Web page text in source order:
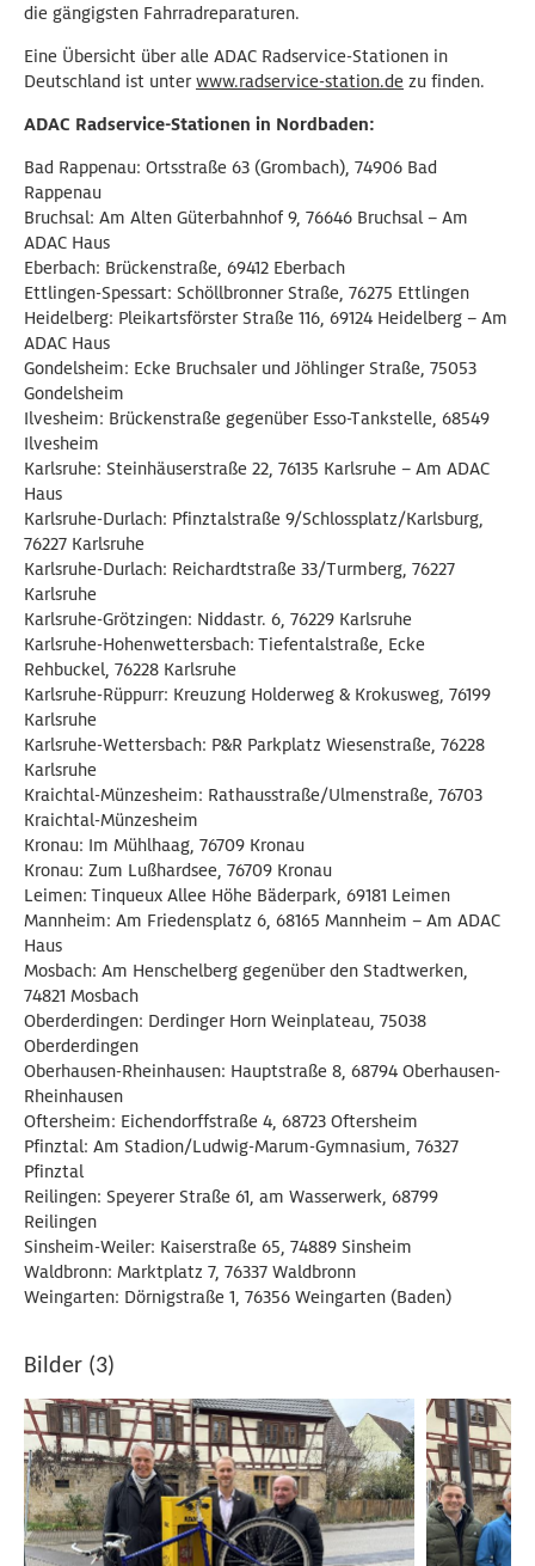
die gängigsten Fahrradreparaturen.
Eine Übersicht über alle ADAC Radservice-Stationen in
Deutschland ist unterwww.radservice-station.de zu finden.
ADAC Radservice-Stationen in Nordbaden:
Bad Rappenau: Ortsstraße 63 (Grombach), 74906 Bad
Rappenau
Bruchsal: Am Alten Güterbahnhof 9, 76646 Bruchsal – Am
ADAC Haus
Eberbach: Brückenstraße, 69412 Eberbach
Ettlingen-Spessart: Schöllbronner Straße, 76275 Ettlingen
Heidelberg: Pleikartsförster Straße 116, 69124 Heidelberg – Am
ADAC Haus
Gondelsheim: Ecke Bruchsaler und Jöhlinger Straße, 75053
Gondelsheim
Ilvesheim: Brückenstraße gegenüber Esso-Tankstelle, 68549
Ilvesheim
Karlsruhe: Steinhäuserstraße 22, 76135 Karlsruhe – Am ADAC
Haus
Karlsruhe-Durlach: Pfinztalstraße 9/Schlossplatz/Karlsburg,
76227 Karlsruhe
Karlsruhe-Durlach: Reichardtstraße 33/Turmberg, 76227
Karlsruhe
Karlsruhe-Grötzingen: Niddastr. 6, 76229 Karlsruhe
Karlsruhe-Hohenwettersbach: Tiefentalstraße, Ecke
Rehbuckel, 76228 Karlsruhe
Karlsruhe-Rüppurr: Kreuzung Holderweg & Krokusweg, 76199
Karlsruhe
Karlsruhe-Wettersbach: P&R Parkplatz Wiesenstraße, 76228
Karlsruhe
Kraichtal-Münzesheim: Rathausstraße/Ulmenstraße, 76703
Kraichtal-Münzesheim
Kronau: Im Mühlhaag, 76709 Kronau
Kronau: Zum Lußhardsee, 76709 Kronau
Leimen: Tinqueux Allee Höhe Bäderpark, 69181 Leimen
Mannheim: Am Friedensplatz 6, 68165 Mannheim – Am ADAC
Haus
Mosbach: Am Henschelberg gegenüber den Stadtwerken,
74821 Mosbach
Oberderdingen: Derdinger Horn Weinplateau, 75038
Oberderdingen
Oberhausen-Rheinhausen: Hauptstraße 8, 68794 Oberhausen-
Rheinhausen
Oftersheim: Eichendorffstraße 4, 68723 Oftersheim
Pfinztal: Am Stadion/Ludwig-Marum-Gymnasium, 76327
Pfinztal
Reilingen: Speyerer Straße 61, am Wasserwerk, 68799
Reilingen
Sinsheim-Weiler: Kaiserstraße 65, 74889 Sinsheim
Waldbronn: Marktplatz 7, 76337 Waldbronn
Weingarten: Dörnigstraße 1, 76356 Weingarten (Baden)
Bilder (3)